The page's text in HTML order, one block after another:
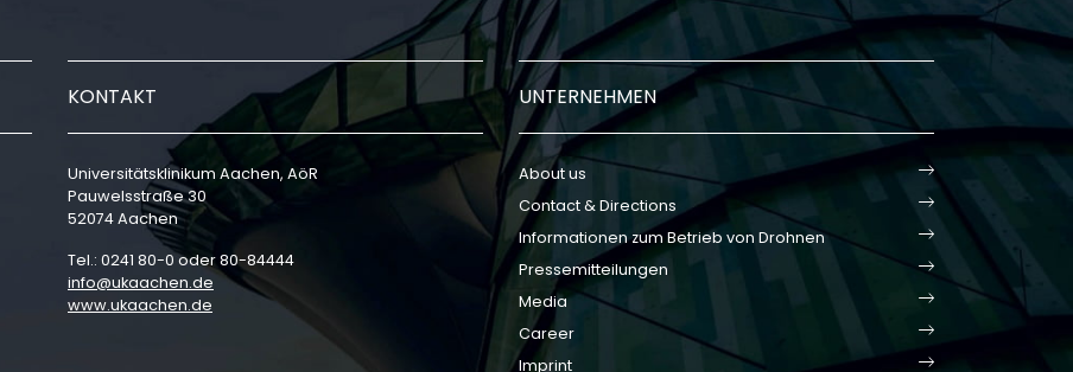
KONTAKT
Universitätsklinikum Aachen, AöR
Pauwelsstraße 30
52074 Aachen
Tel.: 0241 80-0 oder 80-84444
info
ukaachen de
www.ukaachen.de
UNTERNEHMEN
About us
Contact & Directions
Informationen zum Betrieb von Drohnen
Pressemitteilungen
Media
Career
Imprint